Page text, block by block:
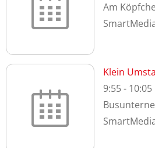
Am
Klein
9:55- 10:05